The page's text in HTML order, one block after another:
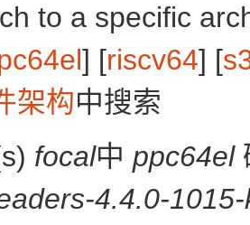
to a specific
] [riscv64] [
架构中搜索
focal中 ppc64el
4.4.0-